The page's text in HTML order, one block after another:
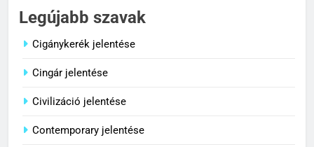
Céltudatos jelentése
C BETŰS SZAVAK JELENTÉSE
8
Centenárium jelentése
Legújabb szavak
Cigánykerék jelentése
Cingár jelentése
Civilizáció jelentése
Contemporary jelentése